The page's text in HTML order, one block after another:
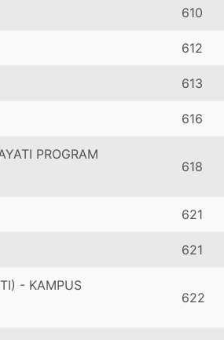
610
612
613
616
PROGRAM
618
621
621
- KAMPUS
622